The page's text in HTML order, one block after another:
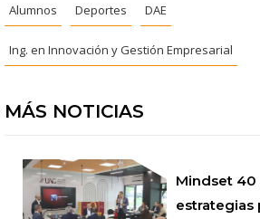
Alumnos Deportes DAE
Ing. en Innovación y Gestión Empresarial
MÁS NOTICIAS
Mindset 40
estrategias